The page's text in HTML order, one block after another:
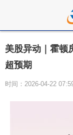
美股异动｜霍顿
超预期
时间：2026-04-22